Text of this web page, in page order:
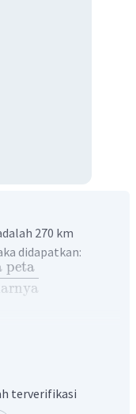
270 km
didapatkan:
peta
adalah
terverifikasi